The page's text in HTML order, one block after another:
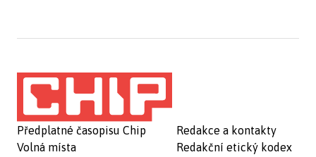
Předplatné časopisu Chip
Volná místa
Redakce a kontakty
Redakční etický kodex